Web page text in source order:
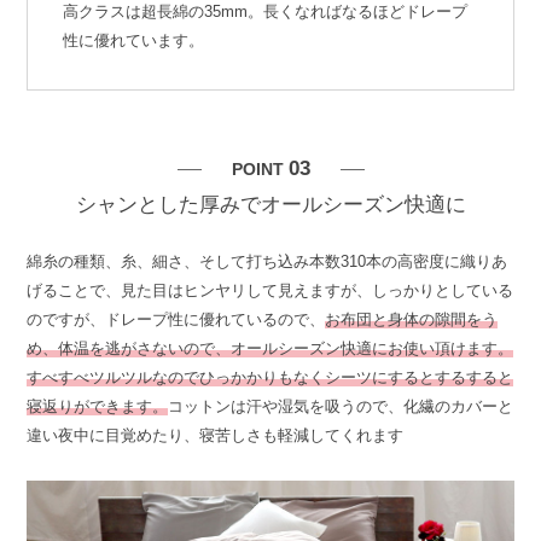
高クラスは超長綿の35mm。長くなればなるほどドレープ
性に優れています。
POINT 03
シャンとした厚みでオールシーズン快適に
綿糸の種類、糸、細さ、そして打ち込み本数310本の高密度に織りあ
げることで、見た目はヒンヤリして見えますが、しっかりとしている
のですが、ドレープ性に優れているので、お布団と身体の隙間をう
め、体温を逃がさないので、オールシーズン快適にお使い頂けます。
すべすべツルツルなのでひっかかりもなくシーツにするとするすると
寝返りができます。コットンは汗や湿気を吸うので、化繊のカバーと
違い夜中に目覚めたり、寝苦しさも軽減してくれます